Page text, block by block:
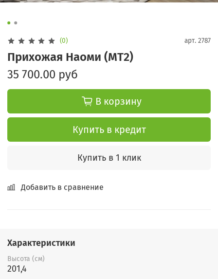
(0) арт. 2787
Прихожая Наоми (МТ2)
35 700.00 руб
В корзину
Купить в кредит
Купить в 1 клик
Добавить в сравнение
Характеристики
Высота (см)
201,4